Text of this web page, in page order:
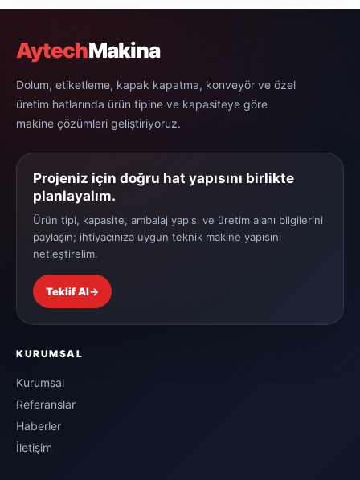
AytechMakina
Dolum, etiketleme, kapak kapatma, konveyör ve özel
üretim hatlarında ürün tipine ve kapasiteye göre
makine çözümleri geliştiriyoruz.
Projeniz için doğru hat yapısını birlikte
planlayalım.
Ürün tipi, kapasite, ambalaj yapısı ve üretim alanı bilgilerini
paylaşın; ihtiyacınıza uygun teknik makine yapısını
netleştirelim.
Teklif Al→
KURUMSAL
Kurumsal
Referanslar
Haberler
İletişim